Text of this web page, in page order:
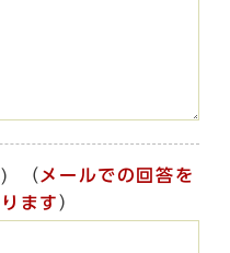
（ メールでの回答を
ます ）